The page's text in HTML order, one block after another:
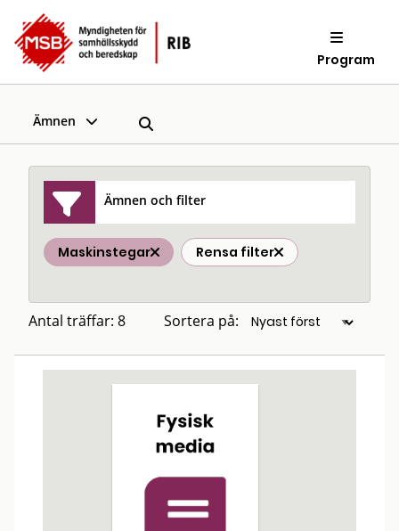
Program
Ämnen
Ämnen och filter
Maskinstegar Rensa filter
Antal träffar: 8 Sortera på: